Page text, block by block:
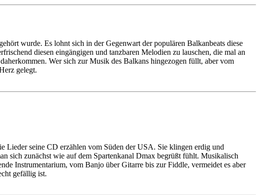
wurde. Es lohnt sich in der Gegenwart der populären Balkanbeats diese
diesen eingängigen und tanzbaren Melodien zu lauschen, die mal an
Wer sich zur Musik des Balkans hingezogen füllt, aber vom
gelegt.
seine CD erzählen vom Süden der USA. Sie klingen erdig und
sich zunächst wie auf dem Spartenkanal Dmax begrüßt fühlt. Musikalisch
Instrumentarium, vom Banjo über Gitarre bis zur Fiddle, vermeidet es aber
gefällig ist.